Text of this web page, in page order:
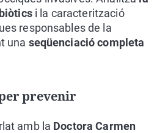
i la caracterització
responsables de la
una seqüenciació completa
prevenir
amb la Doctora Carmen